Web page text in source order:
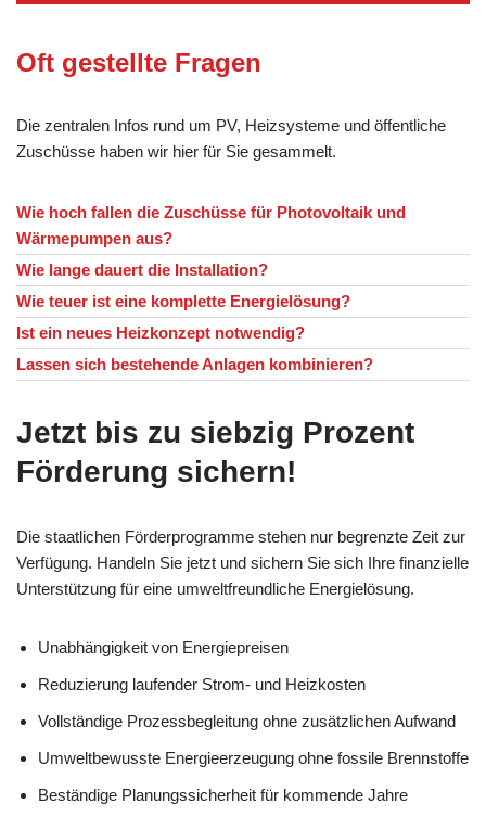
Oft gestellte Fragen
Die zentralen Infos rund um PV, Heizsysteme und öffentliche
Zuschüsse haben wir hier für Sie gesammelt.
Wie hoch fallen die Zuschüsse für Photovoltaik und
Wärmepumpen aus?
Wie lange dauert die Installation?
Wie teuer ist eine komplette Energielösung?
Ist ein neues Heizkonzept notwendig?
Lassen sich bestehende Anlagen kombinieren?
Jetzt bis zu siebzig Prozent
Förderung sichern!
Die staatlichen Förderprogramme stehen nur begrenzte Zeit zur
Verfügung. Handeln Sie jetzt und sichern Sie sich Ihre finanzielle
Unterstützung für eine umweltfreundliche Energielösung.
Unabhängigkeit von Energiepreisen
Reduzierung laufender Strom- und Heizkosten
Vollständige Prozessbegleitung ohne zusätzlichen Aufwand
Umweltbewusste Energieerzeugung ohne fossile Brennstoffe
Beständige Planungssicherheit für kommende Jahre